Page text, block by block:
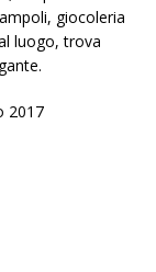
giocoleria
luogo, trova
2017